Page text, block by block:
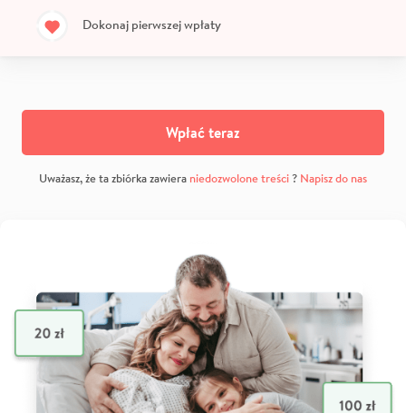
Dokonaj pierwszej wpłaty
Wpłać teraz
Uważasz, że ta zbiórka zawiera niedozwolone treści? Napisz do nas